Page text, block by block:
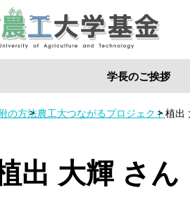
学長のご挨拶
の方法農工大つながるプロジェクト植出
出 大輝 さん